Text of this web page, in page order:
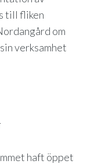
till fliken
om
verksamhet
haft öppet